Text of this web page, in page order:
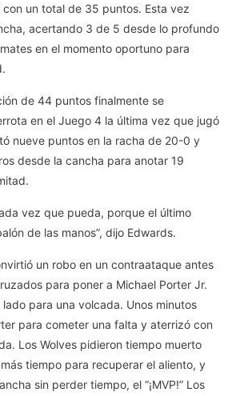
un total de 35 puntos. Esta vez
acertando 3 de 5 desde lo profundo
en el momento oportuno para
de 44 puntos finalmente se
en el Juego 4 la última vez que jugó
nueve puntos en la racha de 20-0 y
desde la cancha para anotar 19
vez que pueda, porque el último
de las manos”, dijo Edwards.
un robo en un contraataque antes
para poner a Michael Porter Jr.
para una volcada. Unos minutos
para cometer una falta y aterrizó con
Los Wolves pidieron tiempo muerto
tiempo para recuperar el aliento, y
sin perder tiempo, el “¡MVP!” Los